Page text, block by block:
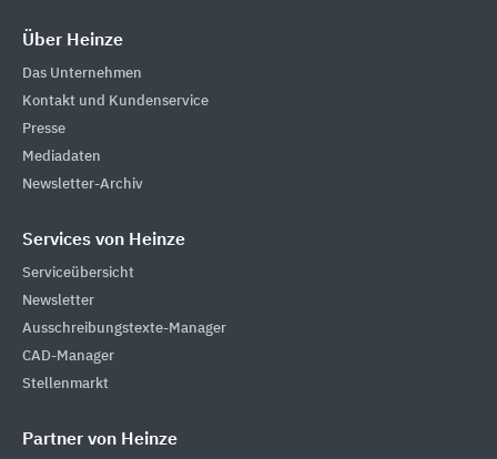
Über Heinze
Das Unternehmen
Kontakt und Kundenservice
Presse
Mediadaten
Newsletter-Archiv
Services von Heinze
Serviceübersicht
Newsletter
Ausschreibungstexte-Manager
CAD-Manager
Stellenmarkt
Partner von Heinze